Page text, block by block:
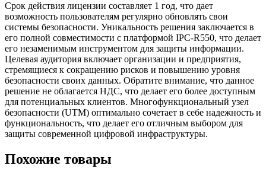
Срок действия лицензии составляет 1 год, что дает
возможность пользователям регулярно обновлять свои
системы безопасности. Уникальность решения заключается в
его полной совместимости с платформой IPC-R550, что делает
его незаменимым инструментом для защиты информации.
Целевая аудитория включает организации и предприятия,
стремящиеся к сокращению рисков и повышению уровня
безопасности своих данных. Обратите внимание, что данное
решение не облагается НДС, что делает его более доступным
для потенциальных клиентов. Многофункциональный узел
безопасности (UTM) оптимально сочетает в себе надежность и
функциональность, что делает его отличным выбором для
защиты современной цифровой инфраструктуры.
Похожие товары